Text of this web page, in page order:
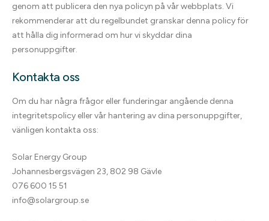
genom att publicera den nya policyn på vår webbplats. Vi
rekommenderar att du regelbundet granskar denna policy för
att hålla dig informerad om hur vi skyddar dina
personuppgifter.
Kontakta oss
Om du har några frågor eller funderingar angående denna
integritetspolicy eller vår hantering av dina personuppgifter,
vänligen kontakta oss:
Solar Energy Group
Johannesbergsvägen 23, 802 98 Gävle
076 600 15 51
info@solargroup.se